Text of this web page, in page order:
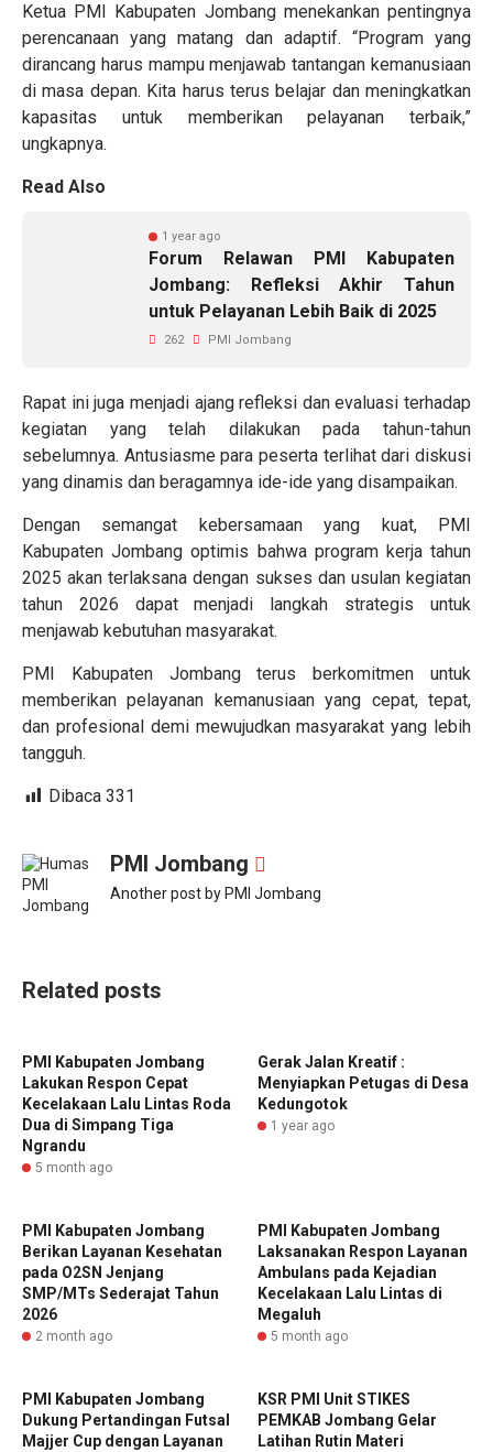
Ketua PMI Kabupaten Jombang menekankan pentingnya
perencanaan yang matang dan adaptif. “Program yang
dirancang harus mampu menjawab tantangan kemanusiaan
di masa depan. Kita harus terus belajar dan meningkatkan
kapasitas untuk memberikan pelayanan terbaik,”
ungkapnya.
Read Also
1 year ago
Forum Relawan PMI Kabupaten
Jombang: Refleksi Akhir Tahun
untuk Pelayanan Lebih Baik di 2025
262 PMI Jombang
Rapat ini juga menjadi ajang refleksi dan evaluasi terhadap
kegiatan yang telah dilakukan pada tahun-tahun
sebelumnya. Antusiasme para peserta terlihat dari diskusi
yang dinamis dan beragamnya ide-ide yang disampaikan.
Dengan semangat kebersamaan yang kuat, PMI
Kabupaten Jombang optimis bahwa program kerja tahun
2025 akan terlaksana dengan sukses dan usulan kegiatan
tahun 2026 dapat menjadi langkah strategis untuk
menjawab kebutuhan masyarakat.
PMI Kabupaten Jombang terus berkomitmen untuk
memberikan pelayanan kemanusiaan yang cepat, tepat,
dan profesional demi mewujudkan masyarakat yang lebih
tangguh.
Dibaca 331
PMI Jombang
Another post by PMI Jombang
Related posts
PMI Kabupaten Jombang
Lakukan Respon Cepat
Kecelakaan Lalu Lintas Roda
Dua di Simpang Tiga
Ngrandu
5 month ago
Gerak Jalan Kreatif :
Menyiapkan Petugas di Desa
Kedungotok
1 year ago
PMI Kabupaten Jombang
Berikan Layanan Kesehatan
pada O2SN Jenjang
SMP/MTs Sederajat Tahun
2026
2 month ago
PMI Kabupaten Jombang
Laksanakan Respon Layanan
Ambulans pada Kejadian
Kecelakaan Lalu Lintas di
Megaluh
5 month ago
PMI Kabupaten Jombang
Dukung Pertandingan Futsal
Majjer Cup dengan Layanan
KSR PMI Unit STIKES
PEMKAB Jombang Gelar
Latihan Rutin Materi